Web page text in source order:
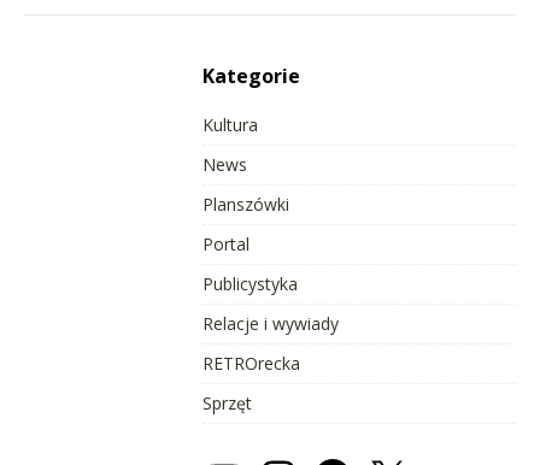
Kategorie
Kultura
News
Planszówki
Portal
Publicystyka
Relacje i wywiady
RETROrecka
Sprzęt